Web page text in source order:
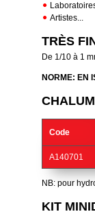
Artistes...
TRÈS
De 1/10 à 1
NORME: EN
Code
A140701
NB: pour
KIT